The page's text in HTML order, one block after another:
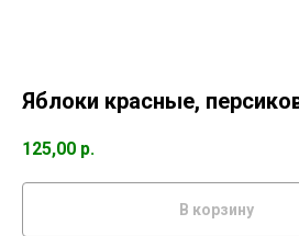
Яблоки красные,
125,00 р.
В корзину